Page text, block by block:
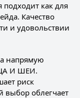
подходит как для
Качество
и удовольствии
напрямую
И ШЕИ.
риск
выбор облегчает